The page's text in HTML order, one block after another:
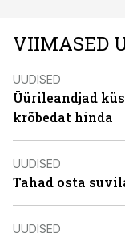
VIIMASED
UUDISED
Üürileandjad
krõbedat hinda
UUDISED
Tahad osta
UUDISED